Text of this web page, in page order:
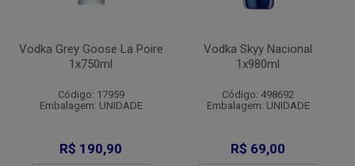
Vodka Grey Goose La Poire
1x750ml
Código: 17959
Embalagem: UNIDADE
R$ 190,90
Vodka Skyy Nacional
1x980ml
Código: 498692
Embalagem: UNIDADE
R$ 69,00